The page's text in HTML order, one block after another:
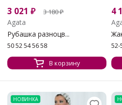
3 021 ₽ 3 180₽
Agata
Рубашка разноцв...
50 52 54 56 58
В корзину
4
52-
НОВИНКА